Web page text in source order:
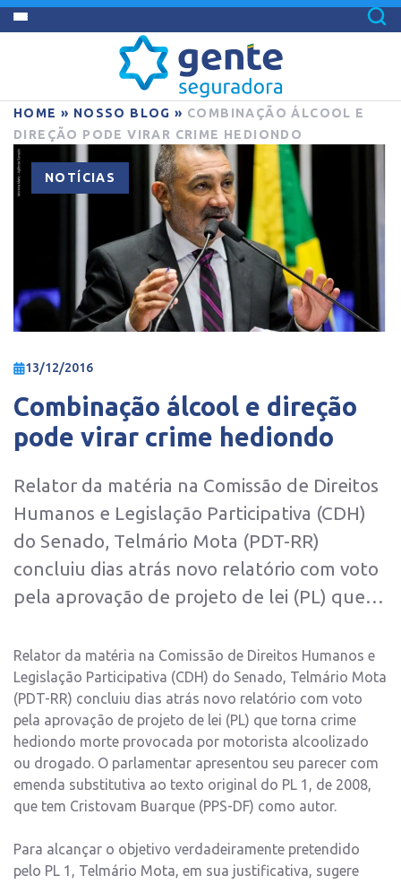
HOME » NOSSO BLOG » COMBINAÇÃO ÁLCOOL E
DIREÇÃO PODE VIRAR CRIME HEDIONDO
NOTÍCIAS
13/12/2016
Combinação álcool e direção
pode virar crime hediondo
Relator da matéria na Comissão de Direitos
Humanos e Legislação Participativa (CDH)
do Senado, Telmário Mota (PDT-RR)
concluiu dias atrás novo relatório com voto
pela aprovação de projeto de lei (PL) que…
Relator da matéria na Comissão de Direitos Humanos e
Legislação Participativa (CDH) do Senado, Telmário Mota
(PDT-RR) concluiu dias atrás novo relatório com voto
pela aprovação de projeto de lei (PL) que torna crime
hediondo morte provocada por motorista alcoolizado
ou drogado. O parlamentar apresentou seu parecer com
emenda substitutiva ao texto original do PL 1, de 2008,
que tem Cristovam Buarque (PPS-DF) como autor.
Para alcançar o objetivo verdadeiramente pretendido
pelo PL 1, Telmário Mota, em sua justificativa, sugere